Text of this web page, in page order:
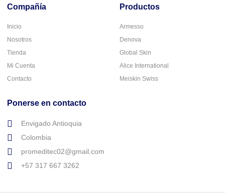
Compañía
Inicio
Nosotros
Tienda
Mi Cuenta
Contacto
Productos
Armesso
Denova
Global Skin
Alice International
Meiskin Swiss
Ponerse en contacto
Envigado Antioquia
Colombia
promeditec02@gmail.com
+57 317 667 3262